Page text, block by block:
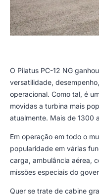
O Pilatus PC-12 NG
versatilidade,
operacional. Como tal, é
movidas a turbina mais
atualmente. Mais de 1300
Em operação em todo o
popularidade em várias
carga, ambulância aérea,
missões especiais do
Quer se trate de cabine